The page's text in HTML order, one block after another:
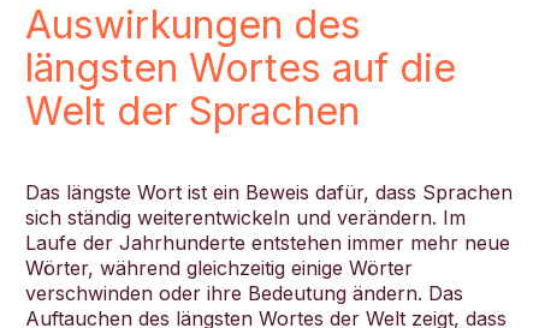
Auswirkungen des
längsten Wortes auf die
Welt der Sprachen
Das längste Wort ist ein Beweis dafür, dass Sprachen
sich ständig weiterentwickeln und verändern. Im
Laufe der Jahrhunderte entstehen immer mehr neue
Wörter, während gleichzeitig einige Wörter
verschwinden oder ihre Bedeutung ändern. Das
Auftauchen des längsten Wortes der Welt zeigt, dass